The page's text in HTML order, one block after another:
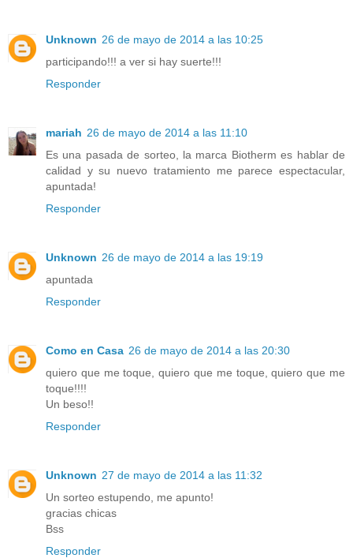
Unknown 26 de mayo de 2014 a las 10:25
participando!!! a ver si hay suerte!!!
Responder
mariah 26 de mayo de 2014 a las 11:10
Es una pasada de sorteo, la marca Biotherm es hablar de
calidad y su nuevo tratamiento me parece espectacular,
apuntada!
Responder
Unknown 26 de mayo de 2014 a las 19:19
apuntada
Responder
Como en Casa 26 de mayo de 2014 a las 20:30
quiero que me toque, quiero que me toque, quiero que me
toque!!!!
Un beso!!
Responder
Unknown 27 de mayo de 2014 a las 11:32
Un sorteo estupendo, me apunto!
gracias chicas
Bss
Responder